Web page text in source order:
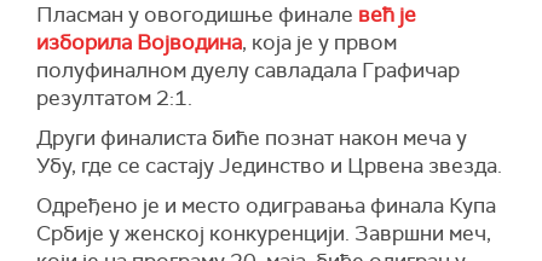
Пласман у овогодишње финале већ је
изборила Војводина, која је у првом
полуфиналном дуелу савладала Графичар
резултатом 2:1.
Други финалиста биће познат након меча у
Убу, где се састају Јединство и Црвена звезда.
Одређено је и место одигравања финала Купа
Србије у женској конкуренцији. Завршни меч,